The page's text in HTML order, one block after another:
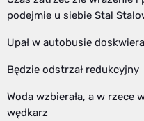
podejmie u siebie Stal
Upał w autobusie
Będzie odstrzał redukcyjny
Woda wzbierała, a w rzece
wędkarz